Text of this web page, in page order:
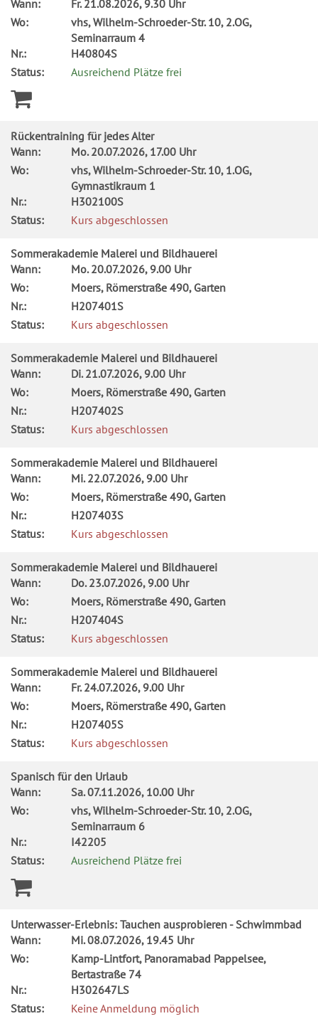
Wann: Fr.21.08.2026, 9.30 Uhr
Wo:
vhs, Wilhelm-Schroeder-Str. 10, 2.OG,
Seminarraum 4
Nr.:
H40804S
Status:
Ausreichend Plätze frei
Rückentraining für jedes Alter
Wann:
Mo.20.07.2026, 17.00 Uhr
Wo:
vhs, Wilhelm-Schroeder-Str. 10, 1.OG,
Gymnastikraum 1
Nr.:
H302100S
Status:
Kurs abgeschlossen
Sommerakademie Malerei und Bildhauerei
Wann:
Mo.20.07.2026, 9.00 Uhr
Wo:
Moers, Römerstraße 490, Garten
Nr.:
H207401S
Status:
Kurs abgeschlossen
Sommerakademie Malerei und Bildhauerei
Wann:
Di.21.07.2026, 9.00 Uhr
Wo:
Moers, Römerstraße 490, Garten
Nr.:
H207402S
Status:
Kurs abgeschlossen
Sommerakademie Malerei und Bildhauerei
Wann:
Mi.22.07.2026, 9.00 Uhr
Wo:
Moers, Römerstraße 490, Garten
Nr.:
H207403S
Status:
Kurs abgeschlossen
Sommerakademie Malerei und Bildhauerei
Wann:
Do.23.07.2026, 9.00 Uhr
Wo:
Moers, Römerstraße 490, Garten
Nr.:
H207404S
Status:
Kurs abgeschlossen
Sommerakademie Malerei und Bildhauerei
Wann:
Fr.24.07.2026, 9.00 Uhr
Wo:
Moers, Römerstraße 490, Garten
Nr.:
H207405S
Status:
Kurs abgeschlossen
Spanisch für den Urlaub
Wann:
Sa.07.11.2026, 10.00 Uhr
Wo:
vhs, Wilhelm-Schroeder-Str. 10, 2.OG,
Seminarraum 6
Nr.:
I42205
Status:
Ausreichend Plätze frei
Unterwasser-Erlebnis: Tauchen ausprobieren - Schwimmbad
Wann:
Mi.08.07.2026, 19.45 Uhr
Wo:
Kamp-Lintfort, Panoramabad Pappelsee,
Bertastraße 74
Nr.:
H302647LS
Status:
Keine Anmeldung möglich